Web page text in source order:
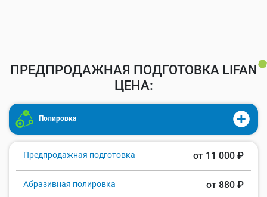
ПРЕДПРОДАЖНАЯ ПОДГОТОВКА LIFAN
ЦЕНА:
Полировка
Предпродажная подготовка от 11 000 ₽
Абразивная полировка от 880 ₽